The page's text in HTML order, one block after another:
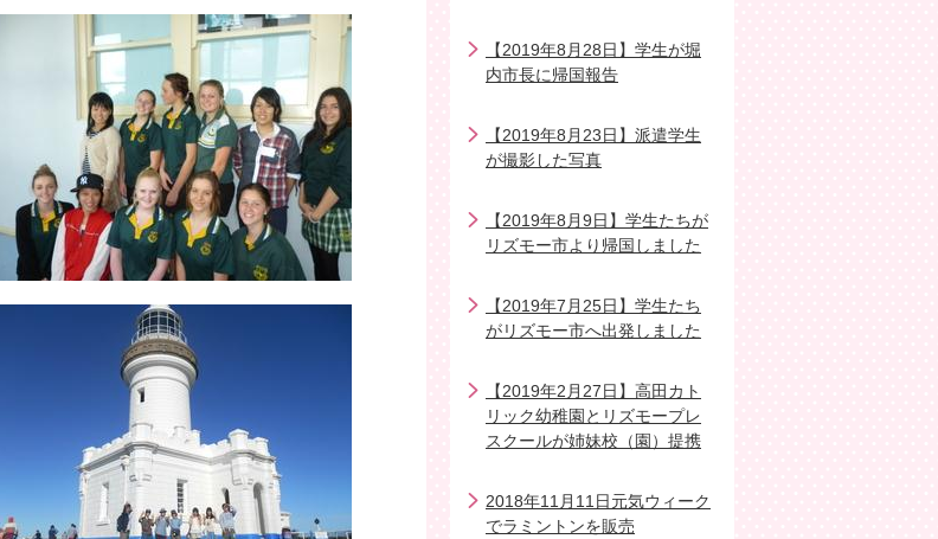
【2019年8月28日】学生が堀
内市長に帰国報告
【2019年8月23日】派遣学生
が撮影した写真
【2019年8月9日】学生たちが
リズモー市より帰国しました
【2019年7月25日】学生たち
がリズモー市へ出発しました
【2019年2月27日】高田カト
リック幼稚園とリズモープレ
スクールが姉妹校（園）提携
2018年11月11日元気ウィーク
でラミントンを販売